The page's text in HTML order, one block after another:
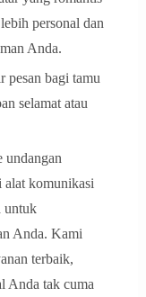
personal dan
Anda.
pesan bagi tamu
selamat atau
undangan
alat komunikasi
untuk
Anda. Kami
terbaik,
Anda tak cuma